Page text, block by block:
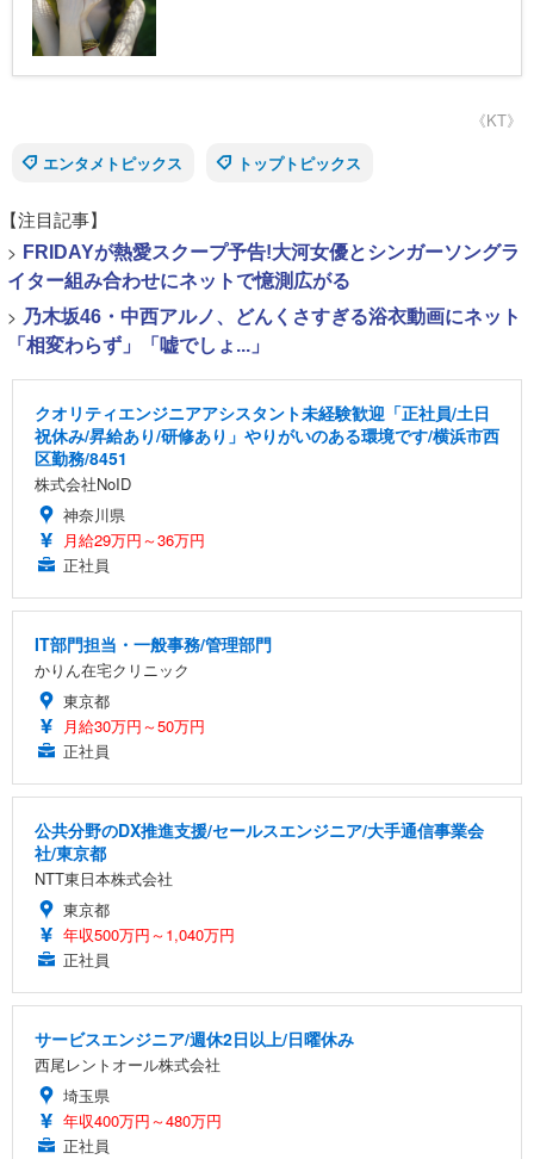
《KT》
エンタメトピックス
トップトピックス
【注目記事】
> FRIDAYが熱愛スクープ予告!大河女優とシンガーソングラ
イター組み合わせにネットで憶測広がる
> 乃木坂46・中西アルノ、どんくさすぎる浴衣動画にネット
「相変わらず」「嘘でしょ...」
クオリティエンジニアアシスタント未経験歓迎「正社員/土日
祝休み/昇給あり/研修あり」やりがいのある環境です/横浜市西
区勤務/8451
株式会社NoID
神奈川県
月給29万円～36万円
正社員
IT部門担当・一般事務/管理部門
かりん在宅クリニック
東京都
月給30万円～50万円
正社員
公共分野のDX推進支援/セールスエンジニア/大手通信事業会
社/東京都
NTT東日本株式会社
東京都
年収500万円～1,040万円
正社員
サービスエンジニア/週休2日以上/日曜休み
西尾レントオール株式会社
埼玉県
年収400万円～480万円
正社員